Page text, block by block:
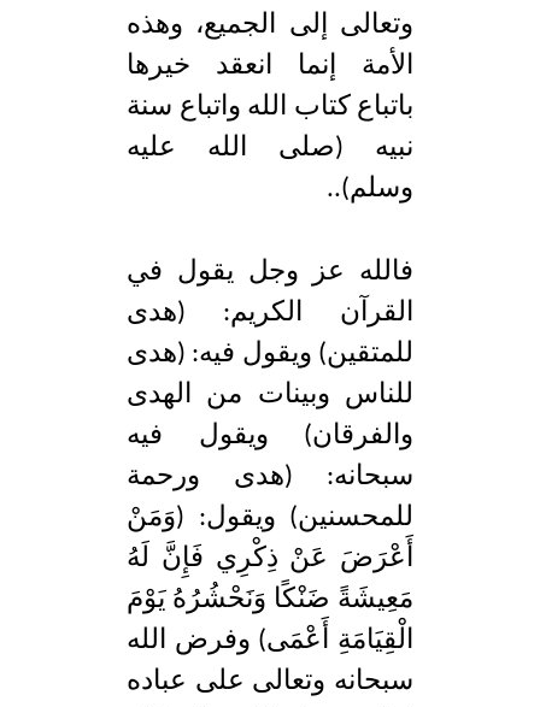
وتعالى إلى الجميع، وهذه
الأمة إنما انعقد خيرها
باتباع كتاب الله واتباع سنة
نبيه (صلى الله عليه
وسلم)..
فالله عز وجل يقول في
القرآن الكريم: (هدى
للمتقين) ويقول فيه: (هدى
للناس وبينات من الهدى
والفرقان) ويقول فيه
سبحانه: (هدى ورحمة
للمحسنين) ويقول: (وَمَنْ
أَعْرَضَ عَنْ ذِكْرِي فَإِنَّ لَهُ
مَعِيشَةً ضَنْكًا وَنَحْشُرُهُ يَوْمَ
الْقِيَامَةِ أَعْمَى) وفرض الله
سبحانه وتعالى على عباده